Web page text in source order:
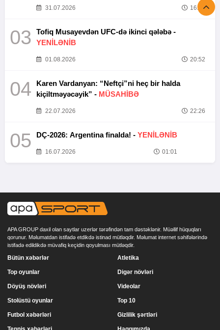
31.07.2026 16:26
03
Tofiq Musayevdən UFC-də ikinci qələbə -
YENİLƏNİB
01.08.2026 20:52
04
Karen Vardanyan: “Neftçi”ni heç bir halda
kiçiltməyəcəyik” - MÜSAHİBƏ
22.07.2026 22:26
05 DÇ-2026: Argentina finalda! - YENİLƏNİB
16.07.2026 01:01
APA GROUP daxil olan saytlar uzerlər tərəfindən tam dəstəklənir. Müəllif hüquqları
qorunur. Məlumatdan istifadə etdikdə istinad mütləqdir. Məlumat internet səhifələrində
istifadə edildikdə müvafiq keçidin qoyulması mütləqdir.
Bütün xəbərlər
Top oyunlar
Döyüş növləri
Stolüstü oyunlar
Atletika
Digər növləri
Videolar
Top 10
Futbol xəbərləri Gizlilik şərtləri